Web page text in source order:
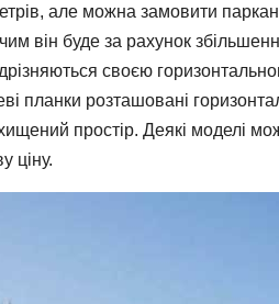
але можна замовити
він буде за рахунок
своєю
планки розташовані
простір. Деякі моделі
ціну.